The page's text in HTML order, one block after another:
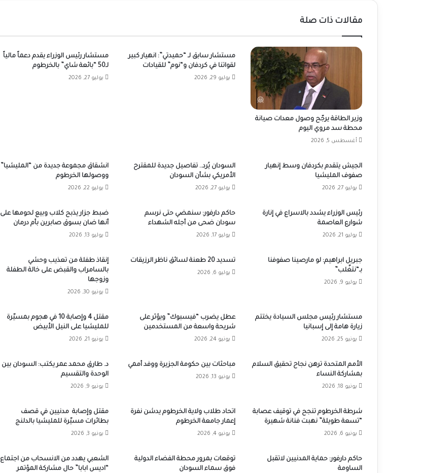
مقالات ذات صلة
وزير الطاقة يرجّح وصول معدات صيانة
محطة سد مروي اليوم
أغسطس 5, 2026
مستشار سابق لـ “حميدتي”: انهيار كبير
لقواتنا في كردفان و“نوم” للقيادات
يوليو 29, 2026
مستشار رئيس الوزراء يقدم دعماً مالياً
لـ50 “بائعة شاي” بالخرطوم
يوليو 27, 2026
الجيش يتقدم بكردفان وسط إنهيار
صفوف المليشيا
يوليو 27, 2026
السودان يُرد.. تفاصيل جديدة للمقترح
الأمريكي بشأن السودان
يوليو 27, 2026
انشقاق مجموعة جديدة من “المليشيا”
ووصولها الخرطوم
يوليو 22, 2026
رئيس الوزراء يشدد بالاسراع في إنارة
شوارع العاصمة
يوليو 21, 2026
حاكم دارفور: سنمضي حتى نرسم
سودان ضحى من أجله الشهداء
يوليو 17, 2026
ضبط جزار يذبح كلاب وبيع لحومها على
أنها ضان بسوق صابرين بأم درمان
يوليو 13, 2026
جبريل ابراهيم: لو مارصينا صفوفنا
بـ“نتغّلب”
يوليو 9, 2026
تسديد 20 طعنة لسائق ناظر الرزيقات
يوليو 6, 2026
إنقاذ طفلة من تعذيب وحشي
بالسامراب والقبض على خالة الطفلة
وزوجها
يونيو 30, 2026
مستشار رئيس مجلس السيادة يختتم
زيارة هامة إلى إسبانيا
يونيو 25, 2026
عطل يضرب “فيسبوك” ويؤثر على
شريحة واسعة من المستخدمين
يونيو 24, 2026
مقتل 4 وإصابة 10 في هجوم بمسيّرة
للمليشيا على النيل الأبيض
يونيو 21, 2026
الأمم المتحدة ترهن نجاح تحقيق السلام
بمشاركة النساء
يونيو 18, 2026
مباحثات بين حكومة الجزيرة ووفد أممي
يونيو 13, 2026
د. طارق محمد عمر يكتب: السودان بين
الوحدة والتقسيم
يونيو 9, 2026
شرطة الخرطوم تنجح في توقيف عصابة
“تسعة طويلة” نهبت فنانة شهيرة
يونيو 6, 2026
اتحاد طلاب ولاية الخرطوم يدشن نفرة
إعمار جامعة الخرطوم
يونيو 4, 2026
مقتل وإصابة مدنيين في قصف
بطائرات مسيّرة للمليشيا بالدلنج
يونيو 3, 2026
حاكم دارفور: حماية المدنيين لاتقبل
الساومة
توقعات بمرور محطة الفضاء الدولية
فوق سماء السودان
الشعبي يهدد من الانسحاب من اجتماع
“اديس ابابا” حال مشاركة المؤتمر